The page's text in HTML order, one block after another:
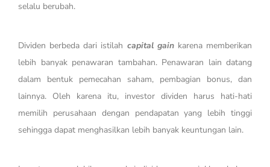
selalu berubah.
Dividen berbeda dari istilah capital gainkarena memberikan
lebih banyak penawaran tambahan. Penawaran lain datang
dalam bentuk pemecahan saham, pembagian bonus, dan
lainnya. Oleh karena itu, investor dividen harus hati-hati
memilih perusahaan dengan pendapatan yang lebih tinggi
sehingga dapat menghasilkan lebih banyak keuntungan lain.